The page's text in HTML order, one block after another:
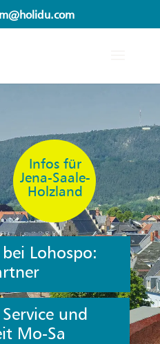
Infos für
Jena-Saale-
Holzland
Lohospo:
und
Mo-Sa